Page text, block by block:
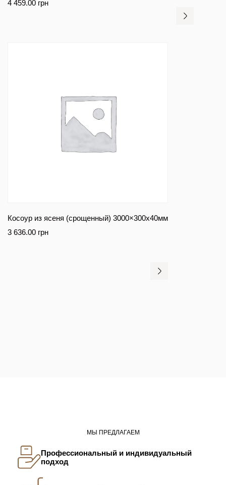
4 459.00 грн
Косоур из ясеня (срощенный) 3000×300х40мм
3 636.00 грн
МЫ ПРЕДЛАГАЕМ
Профессиональный и индивидуальный
подход